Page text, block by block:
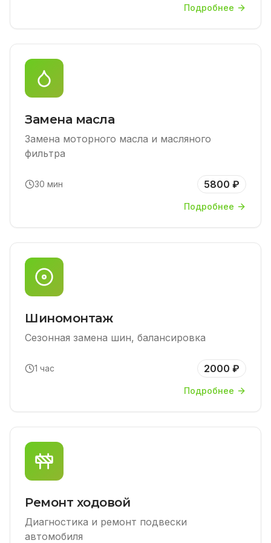
Подробнее
Замена масла
Замена моторного масла и масляного
фильтра
30 мин 5800 ₽
Подробнее
Шиномонтаж
Сезонная замена шин, балансировка
1 час 2000 ₽
Подробнее
Ремонт ходовой
Диагностика и ремонт подвески
автомобиля